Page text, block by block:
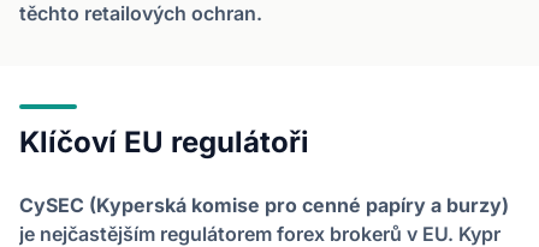
těchto retailových ochran.
Klíčoví EU regulátoři
CySEC (Kyperská komise pro cenné papíry a burzy)
je nejčastějším regulátorem forex brokerů v EU. Kypr